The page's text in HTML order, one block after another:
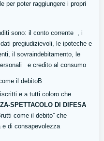
per poter raggiungere i propri
sono: il conto corrente , i
pregiudizievoli, le ipoteche e
il sovraindebitamento, le
e credito al consumo
e a tutti coloro che
SPETTACOLO DI DIFESA
come il debito” che
e di consapevolezza